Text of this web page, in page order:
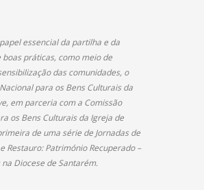
essencial da partilha e da
boas práticas, como meio de
das comunidades, o
para os Bens Culturais da
em parceria com a Comissão
os Bens Culturais da Igreja de
de uma série de Jornadas de
Restauro: Património Recuperado –
Diocese de Santarém.